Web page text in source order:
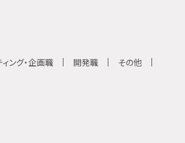
ング・企画職 開発職 その他